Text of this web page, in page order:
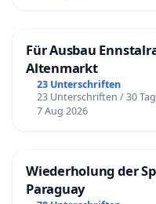
Für Ausbau
Altenmarkt
23 Unterschriften
23 Unterschriften / 30
7 Aug 2026
Wiederholung der
Paraguay